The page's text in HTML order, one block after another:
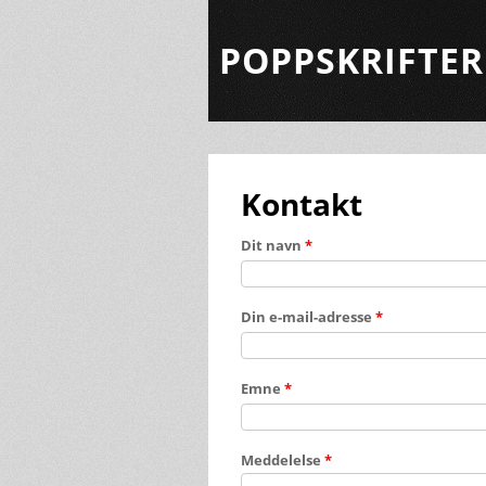
POPPSKRIFTER
Kontakt
Dit navn *
Din e-mail-adresse *
Emne *
Meddelelse *